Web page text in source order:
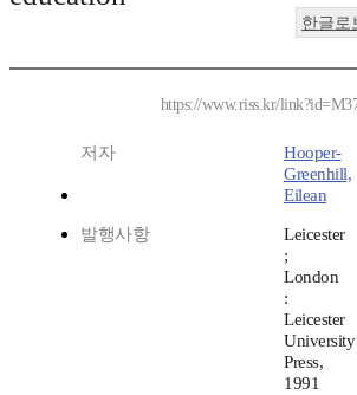
한글로
https://www.riss.kr/
저자
Hooper-
Greenhill,
Eilean
발행사항
Leicester
;
London
:
Leicester
University
Press,
1991